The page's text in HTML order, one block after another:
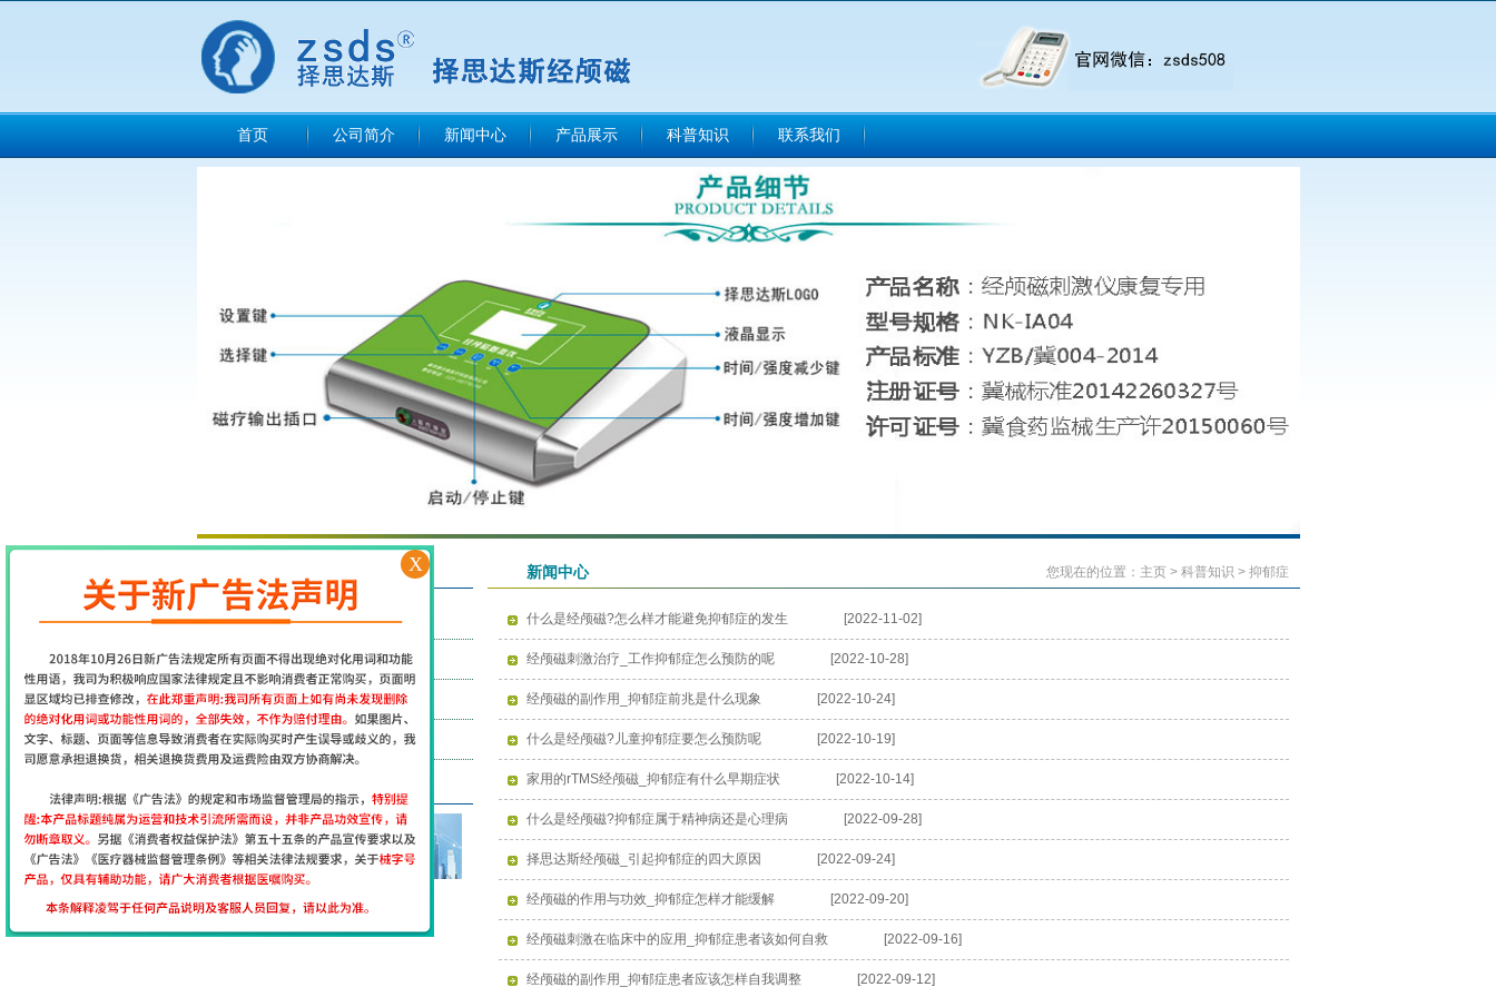
首页 公司简介 新闻中心 产品展示 科普知识 联系我们
NAVIGATION MENU
抽动症
多动症
自闭症
抑郁症
官网微信：zsds508
新闻中心 您现在的位置： 主页> 科普知识 > 抑郁症
什么是经颅磁?怎么样才能避免抑郁症的发生 [2022-11-02]
经颅磁刺激治疗_工作抑郁症怎么预防的呢 [2022-10-28]
经颅磁的副作用_抑郁症前兆是什么现象 [2022-10-24]
什么是经颅磁?儿童抑郁症要怎么预防呢 [2022-10-19]
家用的rTMS经颅磁_抑郁症有什么早期症状 [2022-10-14]
什么是经颅磁?抑郁症属于精神病还是心理病 [2022-09-28]
择思达斯经颅磁_引起抑郁症的四大原因 [2022-09-24]
经颅磁的作用与功效_抑郁症怎样才能缓解 [2022-09-20]
经颅磁刺激在临床中的应用_抑郁症患者该如何自救 [2022-09-16]
经颅磁的副作用_抑郁症患者应该怎样自我调整 [2022-09-12]
X